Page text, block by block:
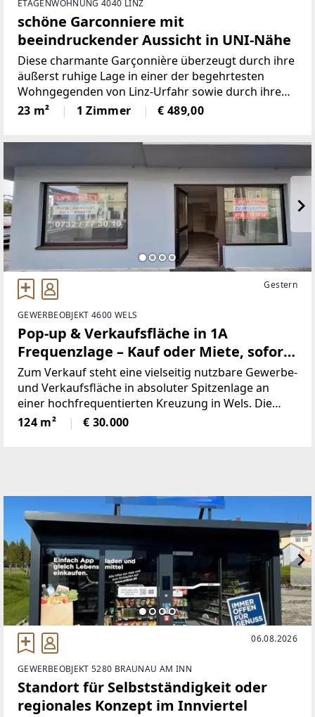
ETAGENWOHNUNG 4040 LINZ
schöne Garconniere mit
beeindruckender Aussicht in UNI-Nähe
Diese charmante Garçonnière überzeugt durch ihre
äußerst ruhige Lage in einer der begehrtesten
Wohngegenden von Linz-Urfahr sowie durch ihre
hervorragende Infrastruktur.Die Wohnung befindet
sich im 9. Obergeschoss eines generalsanierten
23 m² 1 Zimmer € 489,00
Gestern
GEWERBEOBJEKT 4600 WELS
Pop-up & Verkaufsfläche in 1A
Frequenzlage – Kauf oder Miete, sofort
verfügbar
Zum Verkauf steht eine vielseitig nutzbare Gewerbe-
und Verkaufsfläche in absoluter Spitzenlage an
einer hochfrequentierten Kreuzung in Wels. Die
Immobilie ist wahlweise auch zur Miete
verfügbar.Die Gesamtfläche beträgt ca. 124 m²,
124 m² € 30.000
06.08.2026
GEWERBEOBJEKT 5280 BRAUNAU AM INN
Standort für Selbstständigkeit oder
regionales Konzept im Innviertel